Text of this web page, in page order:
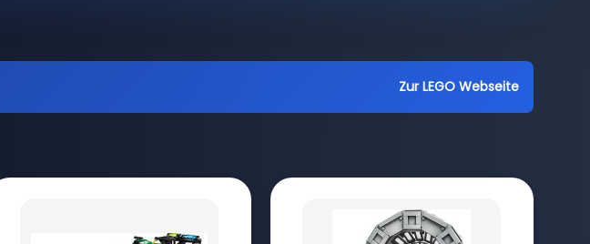
Zur LEGO Webseite